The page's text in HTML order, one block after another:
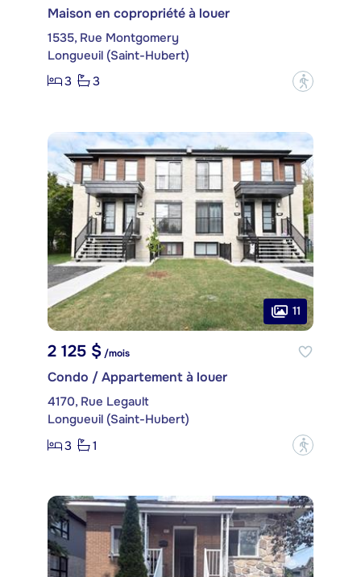
Maison en copropriété à louer
1535, Rue Montgomery
Longueuil (Saint-Hubert)
3
3 ?
11
2 125 $/mois
Condo / Appartement à louer
4170, Rue Legault
Longueuil (Saint-Hubert)
3
1 ?